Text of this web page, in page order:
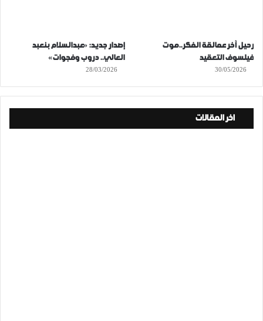
رحيل آخر عمالقة الفكر..موت
فيلسوف التعقيد
30/05/2026
إصدار جديد: «عبدالسلام بنعبد
العالي.. دروب وفجوات»
28/03/2026
اخر المقالات